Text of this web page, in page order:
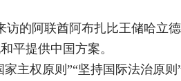
访的阿联酋阿布扎比王储哈立
平提供中国方案。
家主权原则”“坚持国际法治原